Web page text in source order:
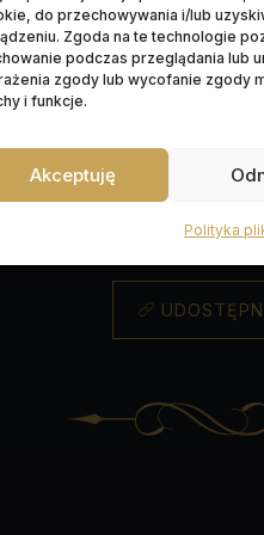
do przechowywania i/lub
Zgoda na te technologie
podczas przeglądania lub
zgody lub wycofanie zgody
i funkcje.
Akceptuję
Polityka
Data
15.05.2026 r.
09:30 w Kościele pw.
Wyprowadzenie
parafialny św.